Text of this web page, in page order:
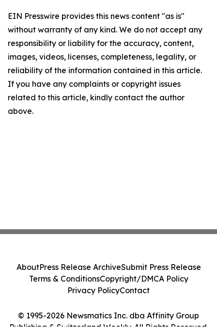
EIN Presswire provides this news content "as is"
without warranty of any kind. We do not accept any
responsibility or liability for the accuracy, content,
images, videos, licenses, completeness, legality, or
reliability of the information contained in this article.
If you have any complaints or copyright issues
related to this article, kindly contact the author
above.
© 1995-2026 Newsmatics Inc. dba Affinity Group
Publishing & Switzerland Weekly. All Rights Reserved.
AboutPress Release ArchiveSubmit Press Release
Terms & ConditionsCopyright/DMCA Policy
Privacy PolicyContact